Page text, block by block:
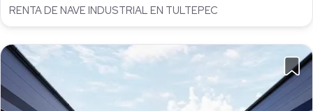
RENTA DE NAVE INDUSTRIAL EN TULTEPEC